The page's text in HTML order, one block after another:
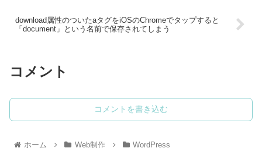
download属性のついたaタグをiOSのChromeでタップすると
「document」という名前で保存されてしまう
コメント
コメントを書き込む
ホーム Web制作 WordPress